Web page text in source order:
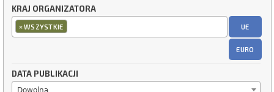
KRAJ ORGANIZATORA
×WSZYSTKIE UE
EURO
DATA PUBLIKACJI
Dowolna